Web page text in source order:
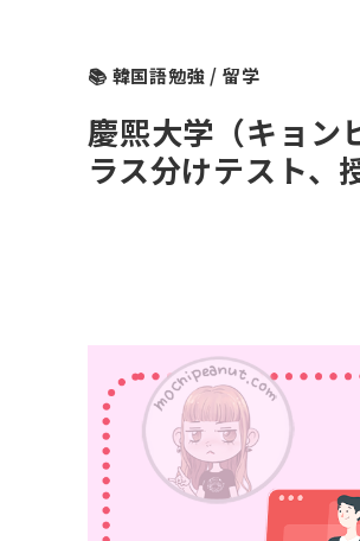
📚 韓国語勉強 / 留学
慶熙大学（キョ
ラス分けテスト、